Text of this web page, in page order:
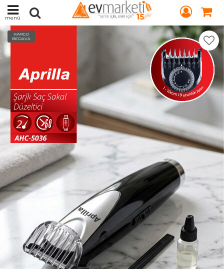
menü
KARGO
BEDAVA